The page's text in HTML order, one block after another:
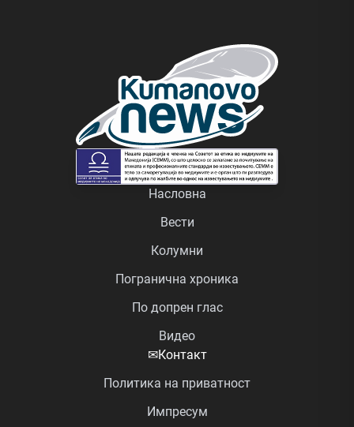
Насловна
Вести
Колумни
Погранична хроника
По допрен глас
Видео
✉Контакт
Политика на приватност
Импресум